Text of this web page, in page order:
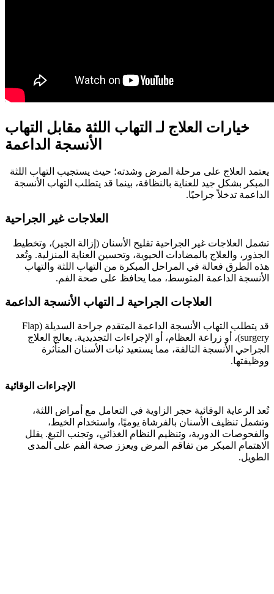
خيارات العلاج لـ التهاب اللثة مقابل التهاب
الأنسجة الداعمة
يعتمد العلاج على مرحلة المرض وشدته؛ حيث يستجيب التهاب اللثة
المبكر بشكل جيد للعناية بالنظافة، بينما قد يتطلب التهاب الأنسجة
الداعمة تدخلاً جراحيًا.
العلاجات غير الجراحية
تشمل العلاجات غير الجراحية تقليح الأسنان (إزالة الجير)، وتخطيط
الجذور، والعلاج بالمضادات الحيوية، وتحسين العناية المنزلية. وتُعد
هذه الطرق فعالة في المراحل المبكرة من التهاب اللثة والتهاب
الأنسجة الداعمة المتوسط، مما يحافظ على صحة الفم.
العلاجات الجراحية لـ التهاب الأنسجة الداعمة
قد يتطلب التهاب الأنسجة الداعمة المتقدم جراحة السديلة (Flap
surgery)، أو زراعة العظام، أو الإجراءات التجديدية. يعالج العلاج
الجراحي الأنسجة التالفة، مما يستعيد ثبات الأسنان المتأثرة
ووظيفتها.
الإجراءات الوقائية
تُعد الرعاية الوقائية حجر الزاوية في التعامل مع أمراض اللثة،
وتشمل تنظيف الأسنان بالفرشاة يوميًا، واستخدام الخيط،
والفحوصات الدورية، وتنظيم النظام الغذائي، وتجنب التبغ. يقلل
الاهتمام المبكر من تفاقم المرض ويعزز صحة الفم على المدى
الطويل.